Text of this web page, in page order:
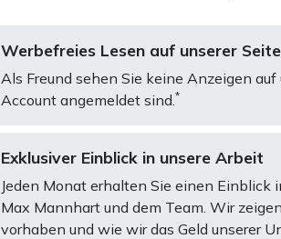
Werbefreies Lesen auf unserer Seite
Als Freund sehen Sie keine Anzeigen
Account angemeldet sind. *
Exklusiver Einblick in unsere Arbeit
Jeden Monat erhalten Sie einen
Max Mannhart und dem Team. Wir
vorhaben und wie wir das Geld unserer